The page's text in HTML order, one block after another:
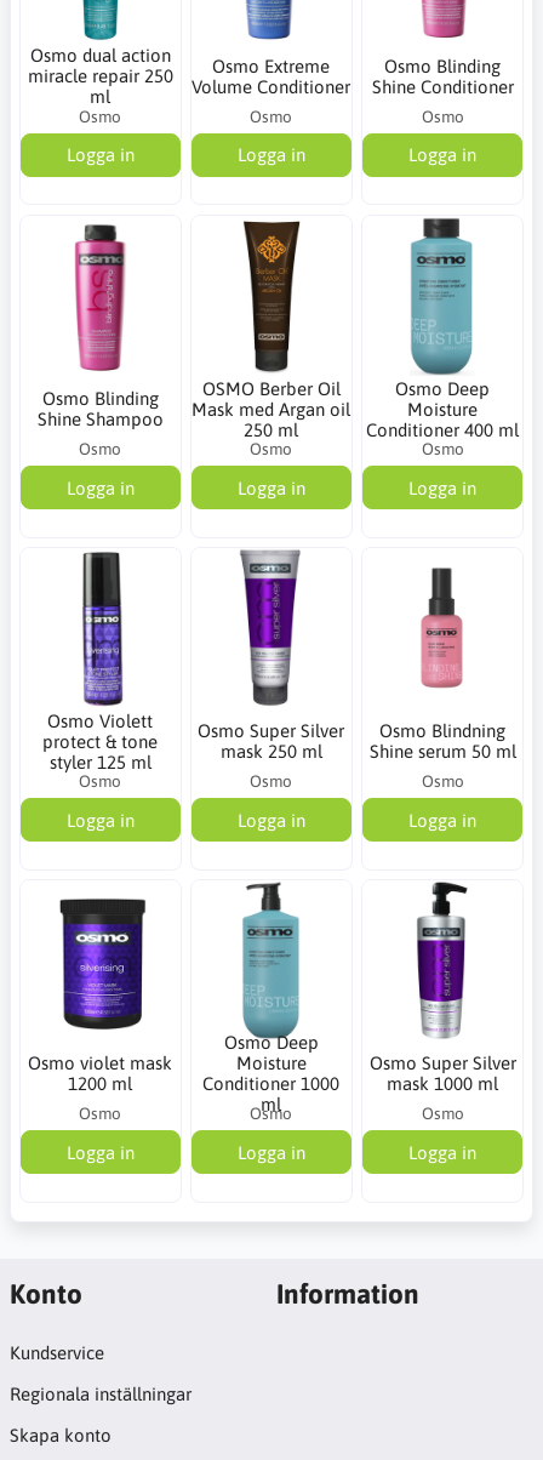
Osmo dual action
miracle repair 250
ml
Osmo
Logga in
Osmo Extreme
Volume Conditioner
Osmo
Logga in
Osmo Blinding
Shine Conditioner
Osmo
Logga in
Osmo Blinding
Shine Shampoo
Osmo
Logga in
OSMO Berber Oil
Mask med Argan oil
250 ml
Osmo
Logga in
Osmo Deep
Moisture
Conditioner 400 ml
Osmo
Logga in
Osmo Violett
protect & tone
styler 125 ml
Osmo
Logga in
Osmo Super Silver
mask 250 ml
Osmo
Logga in
Osmo Blindning
Shine serum 50 ml
Osmo
Logga in
Osmo violet mask
1200 ml
Osmo
Logga in
Osmo Deep
Moisture
Conditioner 1000
ml
Osmo
Logga in
Osmo Super Silver
mask 1000 ml
Osmo
Logga in
Konto
Kundservice
Regionala inställningar
Skapa konto
Information